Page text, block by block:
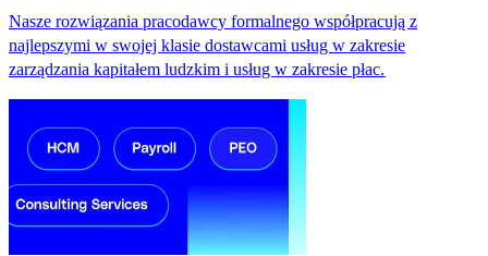
Nasze rozwiązania pracodawcy formalnego współpracują z
najlepszymi w swojej klasie dostawcami usług w zakresie
zarządzania kapitałem ludzkim i usług w zakresie płac.​​